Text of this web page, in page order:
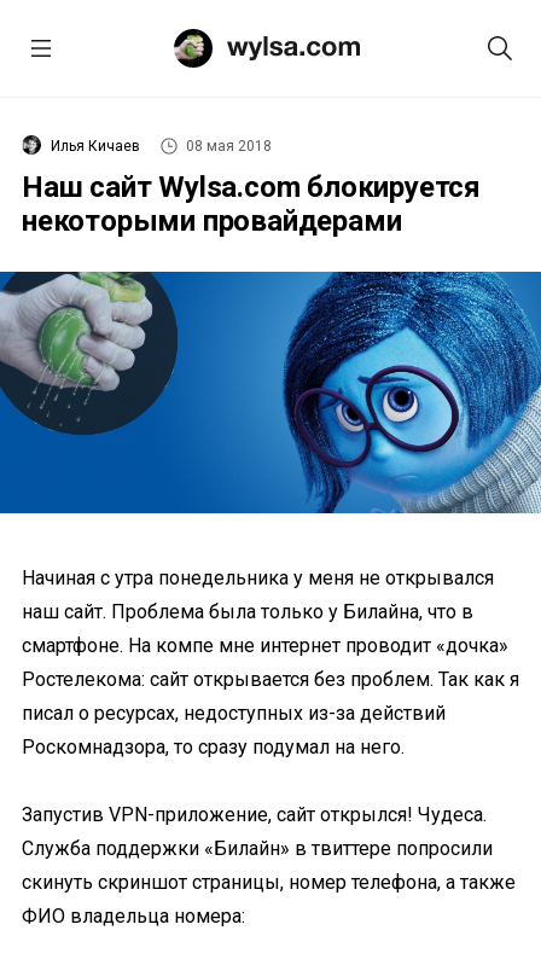
Илья Кичаев 08 мая 2018
Наш сайт Wylsa.com блокируется
некоторыми провайдерами
Начиная с утра понедельника у меня не открывался
наш сайт. Проблема была только у Билайна, что в
смартфоне. На компе мне интернет проводит «дочка»
Ростелекома: сайт открывается без проблем. Так как я
писал о ресурсах, недоступных из-за действий
Роскомнадзора, то сразу подумал на него.
Запустив VPN-приложение, сайт открылся! Чудеса.
Служба поддержки «Билайн» в твиттере попросили
скинуть скриншот страницы, номер телефона, а также
ФИО владельца номера: